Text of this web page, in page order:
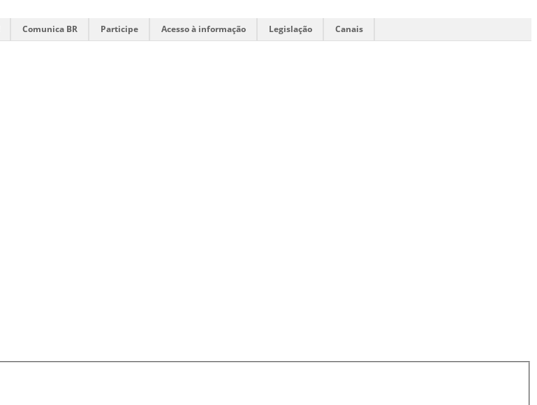
Comunica BR Participe Acesso à informação Legislação Canais